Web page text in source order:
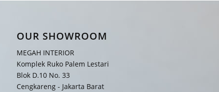
OUR SHOWROOM
MEGAH INTERIOR
Komplek Ruko Palem Lestari
Blok D.10 No. 33
Cengkareng - Jakarta Barat